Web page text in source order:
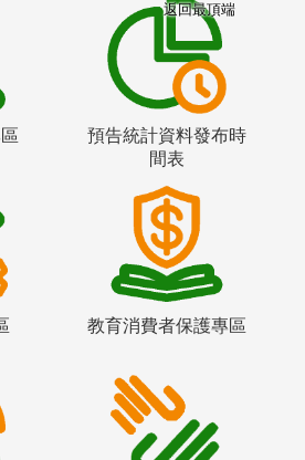
預告統計資料發布時
間表
教育消費者保護專區
返回最頂端